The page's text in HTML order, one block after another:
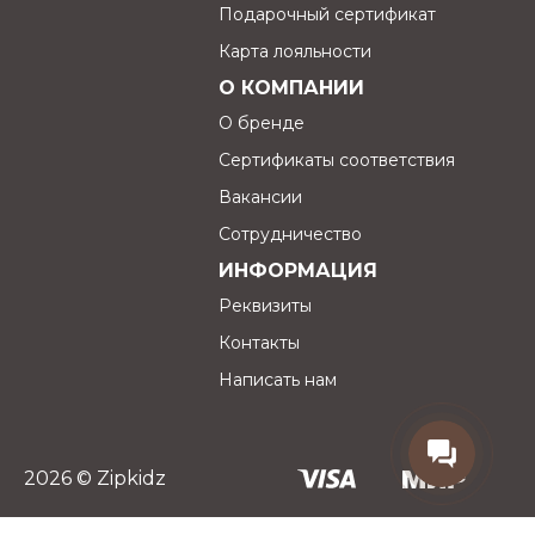
Высокая защита от непогоды
Влагонепроницаемая поверхность
Легкая и почти не мнется
Подарочный сертификат
Карта лояльности
О КОМПАНИИ
О бренде
Сертификаты соответствия
Вакансии
Сотрудничество
ИНФОРМАЦИЯ
Реквизиты
Контакты
Написать нам
2026 © Zipkidz